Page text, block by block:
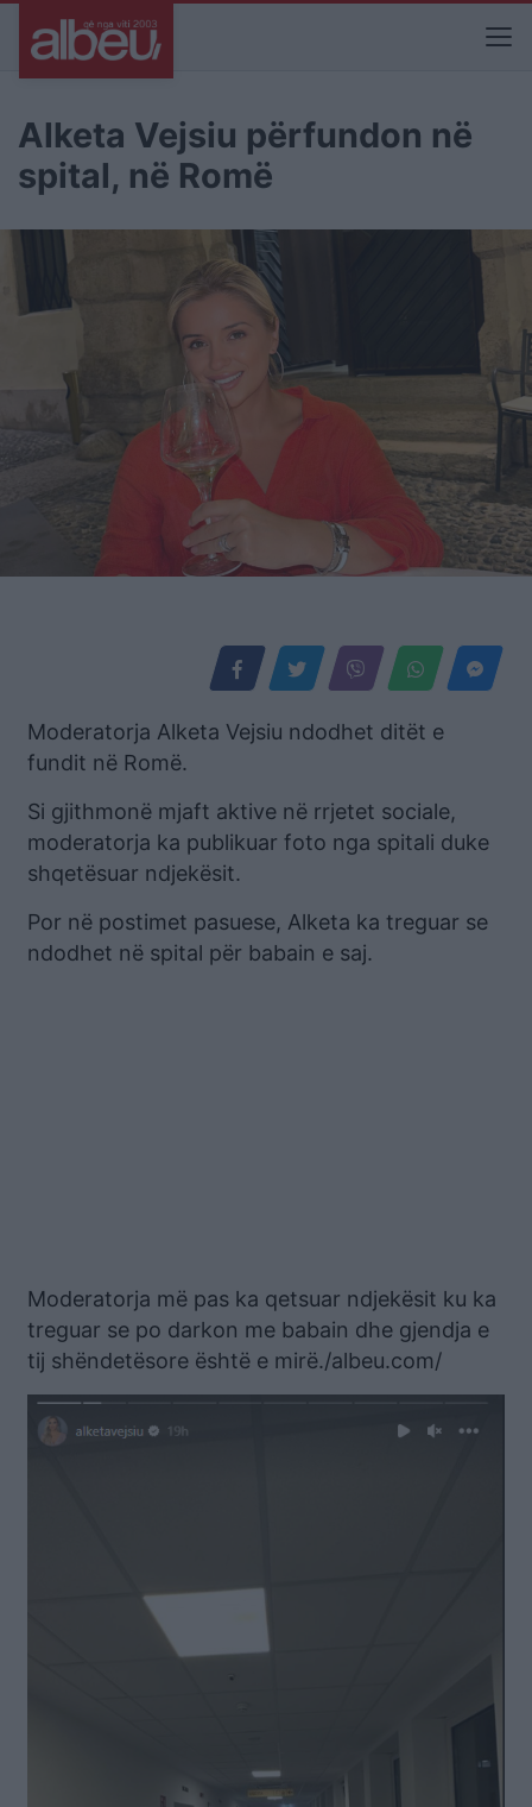
Alketa Vejsiu përfundon në
spital, në Romë
Moderatorja Alketa Vejsiu ndodhet ditët e
fundit në Romë.
Si gjithmonë mjaft aktive në rrjetet sociale,
moderatorja ka publikuar foto nga spitali duke
shqetësuar ndjekësit.
Por në postimet pasuese, Alketa ka treguar se
ndodhet në spital për babain e saj.
Moderatorja më pas ka qetsuar ndjekësit ku ka
treguar se po darkon me babain dhe gjendja e
tij shëndetësore është e mirë./albeu.com/